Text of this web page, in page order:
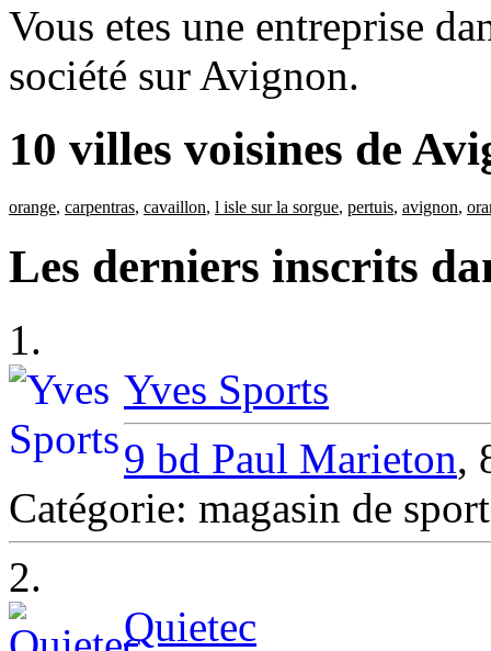
Vous etes une entreprise
société sur Avignon.
10 villes voisines de
orange, carpentras, cavaillon, l isle sur la sorgue, pertuis, avignon,
Les derniers inscrits
1.
Yves Sports
9 bd Paul Marieton,
Catégorie: magasin de
2.
Quietec